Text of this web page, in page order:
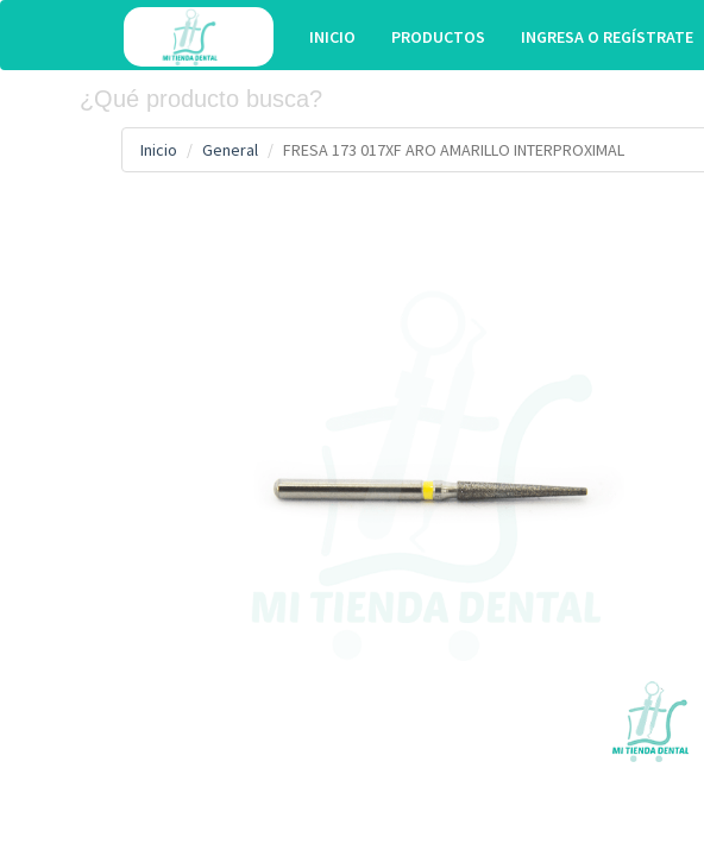
INICIO PRODUCTOS INGRESA O REGÍSTRATE
Inicio General FRESA 173 017XF ARO AMARILLO INTERPROXIMAL